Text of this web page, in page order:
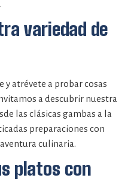
variedad de
y atrévete a probar cosas
a descubrir nuestra
las clásicas gambas a la
preparaciones con
culinaria.
platos con